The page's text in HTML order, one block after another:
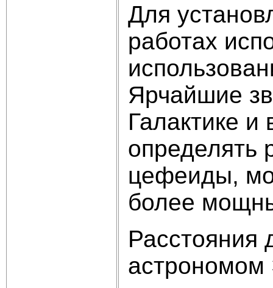
Для
работах
Ярчайшие
Галактике и
определять
цефеиды,
более
Расстояния